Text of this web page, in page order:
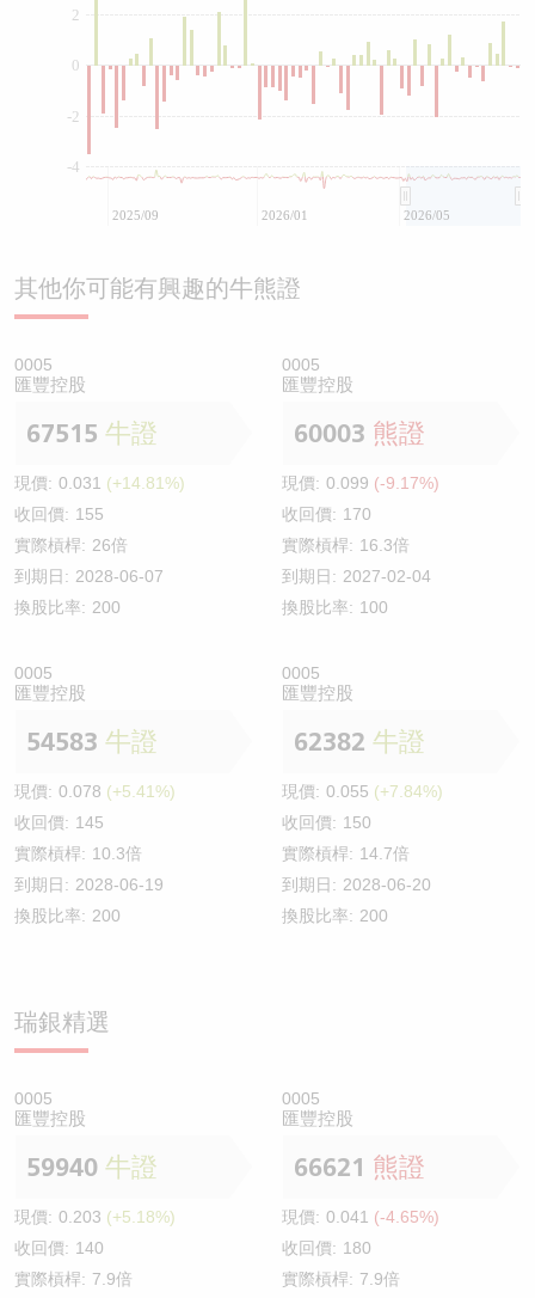
0
-4
-2
2
2025/09 2026/01 2026/05
其他你可能有興趣的牛熊證
0005
匯豐控股
67515 牛證
現價: 0.031 (+14.81%)
收回價: 155
實際槓桿: 26倍
到期日: 2028-06-07
換股比率: 200
0005
匯豐控股
60003 熊證
現價: 0.099 (-9.17%)
收回價: 170
實際槓桿: 16.3倍
到期日: 2027-02-04
換股比率: 100
0005
匯豐控股
54583 牛證
現價: 0.078 (+5.41%)
收回價: 145
實際槓桿: 10.3倍
到期日: 2028-06-19
換股比率: 200
0005
匯豐控股
62382 牛證
現價: 0.055 (+7.84%)
收回價: 150
實際槓桿: 14.7倍
到期日: 2028-06-20
換股比率: 200
瑞銀精選
0005
匯豐控股
59940 牛證
現價: 0.203 (+5.18%)
收回價: 140
實際槓桿: 7.9倍
0005
匯豐控股
66621 熊證
現價: 0.041 (-4.65%)
收回價: 180
實際槓桿: 7.9倍